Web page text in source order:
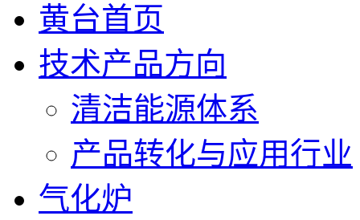
黄台首页
技术产品方向
清洁能源体系
产品转化与应用行业
气化炉